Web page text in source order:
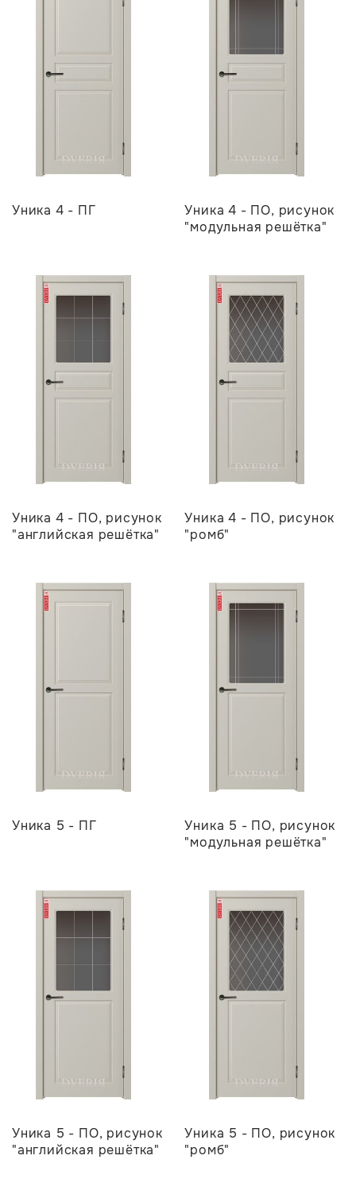
Уника 4 - ПГ
Уника 4 - ПО, рисунок
"модульная решётка"
Уника 4 - ПО, рисунок
"английская решётка"
Уника 4 - ПО, рисунок
"ромб"
Уника 5 - ПГ
Уника 5 - ПО, рисунок
"модульная решётка"
Уника 5 - ПО, рисунок
"английская решётка"
Уника 5 - ПО, рисунок
"ромб"